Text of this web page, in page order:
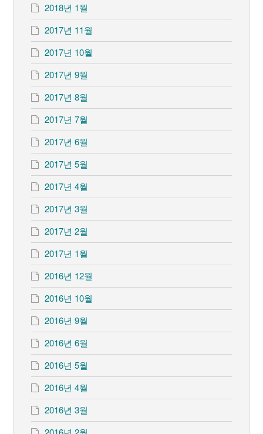
2018년 1월
2017년 11월
2017년 10월
2017년 9월
2017년 8월
2017년 7월
2017년 6월
2017년 5월
2017년 4월
2017년 3월
2017년 2월
2017년 1월
2016년 12월
2016년 10월
2016년 9월
2016년 6월
2016년 5월
2016년 4월
2016년 3월